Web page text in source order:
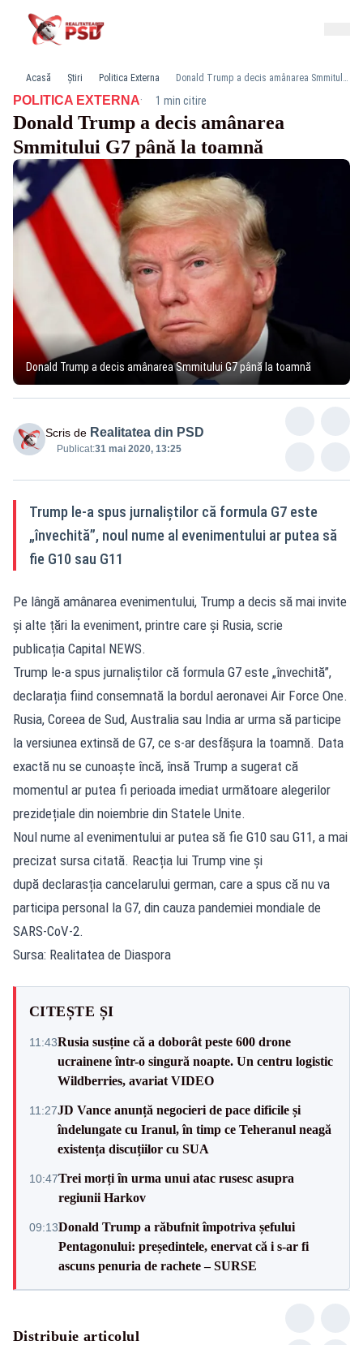
Acasă Știri Politica Externa Donald Trump a decis amânarea Smmitului G7 până la toamnă
POLITICA EXTERNA· 1 min citire
Donald Trump a decis amânarea
Smmitului G7 până la toamnă
Donald Trump a decis amânarea Smmitului G7 până la toamnă
Scris de Realitatea din PSD
Publicat:31 mai 2020, 13:25
Trump le-a spus jurnaliștilor că formula G7 este
„învechită”, noul nume al evenimentului ar putea să
fie G10 sau G11
Pe lângă amânarea evenimentului, Trump a decis să mai invite
și alte țări la eveniment, printre care și Rusia, scrie
publicația Capital NEWS.
Trump le-a spus jurnaliștilor că formula G7 este „învechită”,
declarația fiind consemnată la bordul aeronavei Air Force One.
Rusia, Coreea de Sud, Australia sau India ar urma să participe
la versiunea extinsă de G7, ce s-ar desfășura la toamnă. Data
exactă nu se cunoaște încă, însă Trump a sugerat că
momentul ar putea fi perioada imediat următoare alegerilor
prezidețiale din noiembrie din Statele Unite.
Noul nume al evenimentului ar putea să fie G10 sau G11, a mai
precizat sursa citată. Reacția lui Trump vine și
după declarasția cancelarului german, care a spus că nu va
participa personal la G7, din cauza pandemiei mondiale de
SARS-CoV-2.
Sursa: Realitatea de Diaspora
CITEȘTE ȘI
11:43Rusia susține că a doborât peste 600 drone
ucrainene într-o singură noapte. Un centru logistic
Wildberries, avariat VIDEO
11:27JD Vance anunță negocieri de pace dificile și
îndelungate cu Iranul, în timp ce Teheranul neagă
existența discuțiilor cu SUA
10:47Trei morți în urma unui atac rusesc asupra
regiunii Harkov
09:13Donald Trump a răbufnit împotriva șefului
Pentagonului: președintele, enervat că i s-ar fi
ascuns penuria de rachete – SURSE
Distribuie articolul